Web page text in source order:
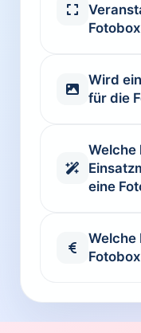
Wird
für die
Welche
eine
Welche